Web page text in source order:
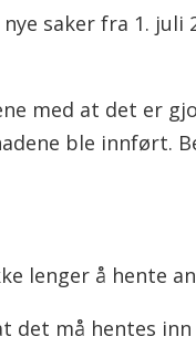
saker fra 1.
med at det er
ble innført.
lenger å hente
må hentes inn